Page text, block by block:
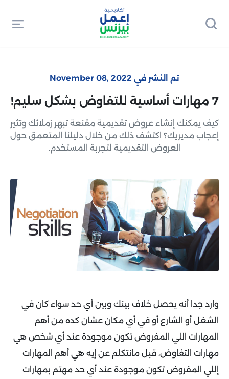
تم النشر في November 08, 2022
7 مهارات أساسية للتفاوض بشكل سليم!
كيف يمكنك إنشاء عروض تقديمية مقنعة تبهر زملائك وتثير
إعجاب مديريك؟ اكتشف ذلك من خلال دليلنا المتعمق حول
العروض التقديمية لتجربة المستخدم.
وارد جداً أنه يحصل خلاف بينك وبين أي حد سواء كان في
الشغل أو الشارع أو في أي مكان عشان كده من أهم
المهارات اللي المفروض تكون موجودة عند أي شخص هي
مهارات التفاوض، قبل مانتكلم عن إيه هي أهم المهارات
إللي المفروض تكون موجودة عند أي حد مهتم بمهارات